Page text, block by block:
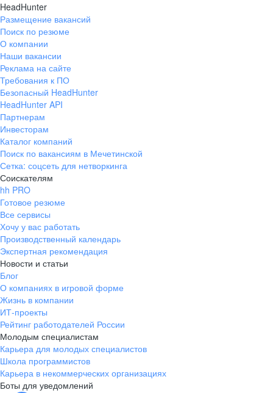
HeadHunter
Размещение вакансий
Поиск по резюме
О компании
Наши вакансии
Реклама на сайте
Требования к ПО
Безопасный HeadHunter
HeadHunter API
Партнерам
Инвесторам
Каталог компаний
Поиск по вакансиям в Мечетинской
Сетка: соцсеть для нетворкинга
Соискателям
hh PRO
Готовое резюме
Все сервисы
Хочу у вас работать
Производственный календарь
Экспертная рекомендация
Новости и статьи
Блог
О компаниях в игровой форме
Жизнь в компании
ИТ-проекты
Рейтинг работодателей России
Молодым специалистам
Карьера для молодых специалистов
Школа программистов
Карьера в некоммерческих организациях
Боты для уведомлений